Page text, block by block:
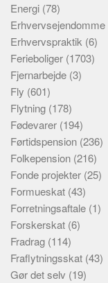
Energi (78)
Erhvervsejendomme
Erhvervspraktik (6)
Ferieboliger (1703)
Fjernarbejde (3)
Fly (601)
Flytning (178)
Fødevarer (194)
Førtidspension (236)
Folkepension (216)
Fonde projekter (25)
Formueskat (43)
Forretningsaftale (1)
Forskerskat (6)
Fradrag (114)
Fraflytningsskat (43)
Gør det selv (19)